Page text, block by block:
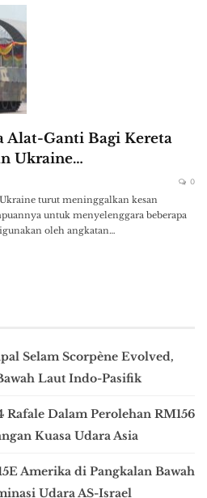
Alat-Ganti Bagi Kereta
Ukraine…
0
turut meninggalkan kesan
untuk menyelenggara beberapa
oleh angkatan…
Selam Scorpène Evolved,
Laut Indo-Pasifik
Rafale Dalam Perolehan RM156
Kuasa Udara Asia
Amerika di Pangkalan Bawah
Udara AS-Israel